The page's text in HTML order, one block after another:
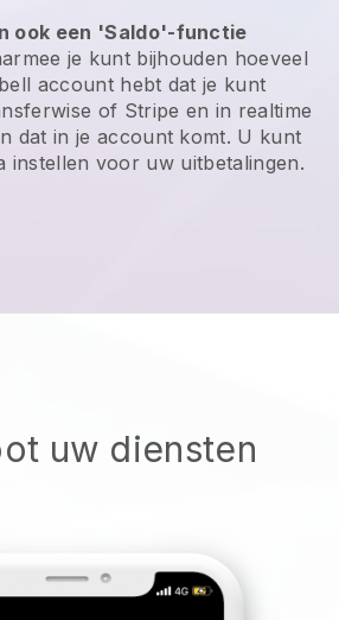
ook een 'Saldo'-functie
je kunt bijhouden hoeveel
account hebt dat je kunt
of Stripe en in realtime
dat in je account komt. U kunt
instellen voor uw uitbetalingen.
uw diensten